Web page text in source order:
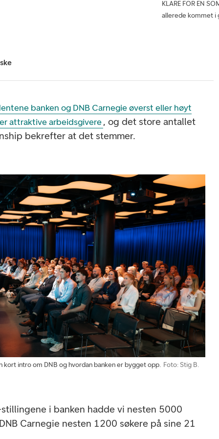
KLARE FOR EN
allerede kommet i
banken og DNB Carnegie øverst eller høyt
attraktive arbeidsgivere, og det store antallet
bekrefter at det stemmer.
kort intro om DNB og hvordan banken er bygget opp. Foto: Stig B.
i banken hadde vi nesten 5000
Carnegie nesten 1200 søkere på sine 21